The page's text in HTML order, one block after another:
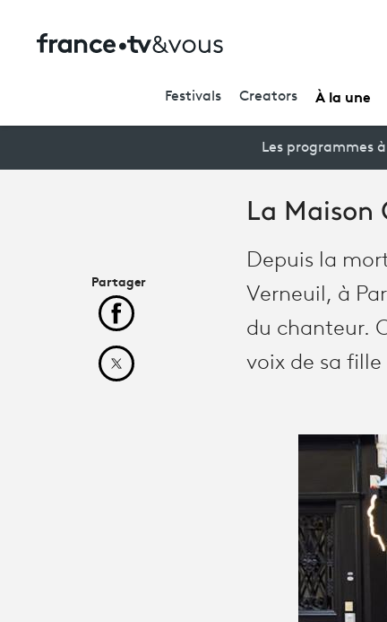
Festivals Creators À la une
Les programmes
La Maison
Depuis la
Verneuil, à
du chanteur.
voix de sa
Partager
Partager cet article sur Facebook
Partager cet article sur X